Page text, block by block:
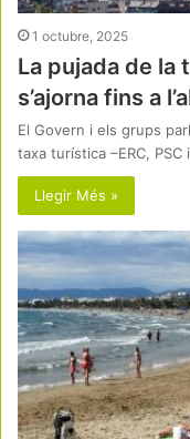
1 octubre, 2025
La pujada de la
s’ajorna fins a
El Govern i els grups
taxa turística –ERC,
Llegir Més »